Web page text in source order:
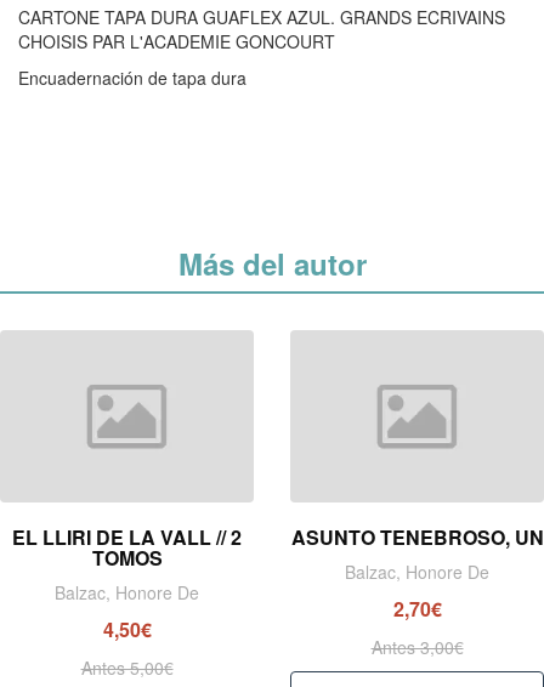
CARTONE TAPA DURA GUAFLEX AZUL. GRANDS ECRIVAINS
CHOISIS PAR L'ACADEMIE GONCOURT
Encuadernación de tapa dura
Más del autor
EL LLIRI DE LA VALL // 2
TOMOS
Balzac, Honore De
4,50€
Antes 5,00€
ASUNTO TENEBROSO, UN
Balzac, Honore De
2,70€
Antes 3,00€